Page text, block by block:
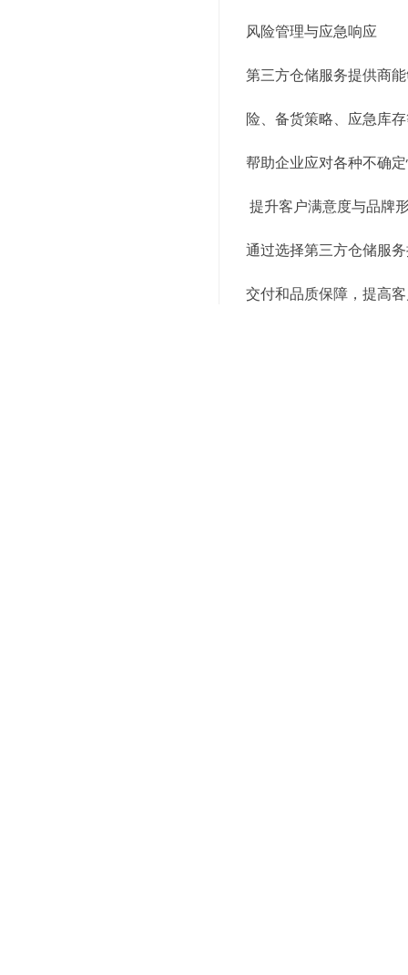
风险管理与应急响应
第三方仓储服务提供商
险、备货策略、应急库
帮助企业应对各种不确
提升客户满意度与品牌
通过选择第三方仓储服
交付和品质保障，提高